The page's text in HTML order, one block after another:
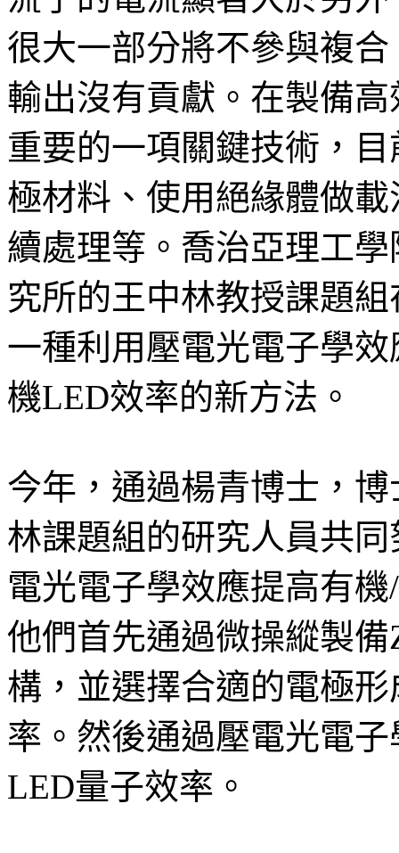
很大一部分將不參與複
輸出沒有貢獻。在製備
重要的一項關鍵技術，
極材料、使用絕緣體做
續處理等。喬治亞理工
究所的王中林教授課題
一種利用壓電光電子學
機LED效率的新方法。
今年，通過楊青博士，
林課題組的研究人員共
電光電子學效應提高有
他們首先通過微操縱製
構，並選擇合適的電極
率。然後通過壓電光電
LED量子效率。